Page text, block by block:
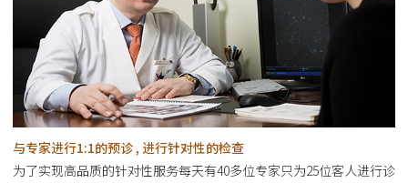
与专家进行1:1的预诊 , 进行针对性的检查
为了实现高品质的针对性服务每天有40多位专家只为25位客人进行诊